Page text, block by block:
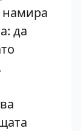
намира
да